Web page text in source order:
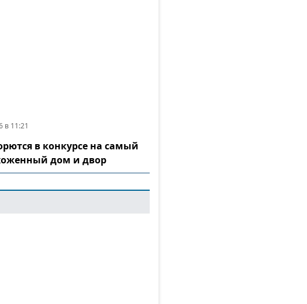
в 11:21
в конкурсе на самый
дом и двор